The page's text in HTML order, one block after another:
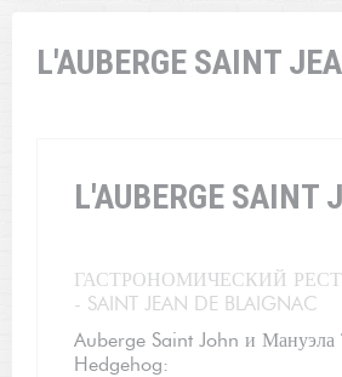
L'AUBERGE SAINT
L'AUBERGE SAINT
ГАСТРОНОМИЧЕСКИЙ
- SAINT JEAN DE BLAIGNAC
Auberge Saint John и Мануэла
Hedgehog: